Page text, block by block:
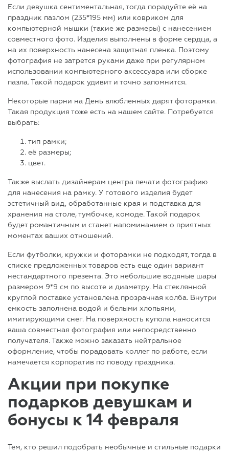
Если девушка сентиментальная, тогда порадуйте её на
праздник пазлом (235*195 мм) или ковриком для
компьютерной мышки (такие же размеры) с нанесением
совместного фото. Изделия выполнены в форме сердца, а
на их поверхность нанесена защитная пленка. Поэтому
фотография не затрется руками даже при регулярном
использовании компьютерного аксессуара или сборке
пазла. Такой подарок удивит и точно запомнится.
Некоторые парни на День влюбленных дарят фоторамки.
Такая продукция тоже есть на нашем сайте. Потребуется
выбрать:
тип рамки;
её размеры;
цвет.
Также выслать дизайнерам центра печати фотографию
для нанесения на рамку. У готового изделия будет
эстетичный вид, обработанные края и подставка для
хранения на столе, тумбочке, комоде. Такой подарок
будет романтичным и станет напоминанием о приятных
моментах ваших отношений.
Если футболки, кружки и фоторамки не подходят, тогда в
списке предложенных товаров есть еще один вариант
нестандартного презента. Это небольшие водяные шары
размером 9*9 см по высоте и диаметру. На стеклянной
круглой поставке установлена прозрачная колба. Внутри
емкость заполнена водой и белыми хлопьями,
имитирующими снег. На поверхность купола наносится
ваша совместная фотография или непосредственно
получателя. Также можно заказать нейтральное
оформление, чтобы порадовать коллег по работе, если
намечается корпоратив по поводу праздника.
Акции при покупке
подарков девушкам и
бонусы к 14 февраля
Тем, кто решил подобрать необычные и стильные подарки